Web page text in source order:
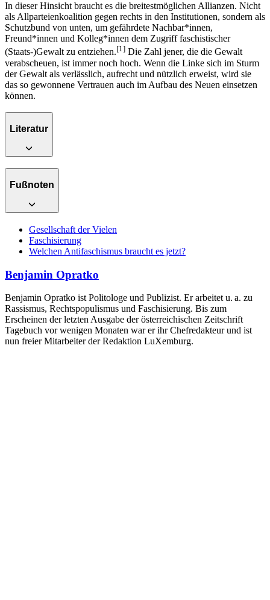
In dieser Hinsicht braucht es die breitestmöglichen Allianzen. Nicht
als Allparteienkoalition gegen rechts in den Institutionen, sondern als
Schutzbund von unten, um gefährdete Nachbar*innen,
Freund*innen und Kolleg*innen dem Zugriff faschistischer
(Staats-)Gewalt zu entziehen.[1] Die Zahl jener, die die Gewalt
verabscheuen, ist immer noch hoch. Wenn die Linke sich im Sturm
der Gewalt als verlässlich, aufrecht und nützlich erweist, wird sie
das so gewonnene Vertrauen auch im Aufbau des Neuen einsetzen
können.
Literatur
Fußnoten
Gesellschaft der Vielen
Faschisierung
Welchen Antifaschismus braucht es jetzt?
Benjamin Opratko
Benjamin Opratko ist Politologe und Publizist. Er arbeitet u. a. zu
Rassismus, Rechtspopulismus und Faschisierung. Bis zum
Erscheinen der letzten Ausgabe der österreichischen Zeitschrift
Tagebuch vor wenigen Monaten war er ihr Chefredakteur und ist
nun freier Mitarbeiter der Redaktion LuXemburg.